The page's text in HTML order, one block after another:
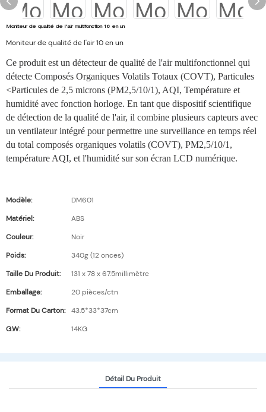
Moniteur de qualité de l'air multifonction 10 en un
Moniteur de qualité de l'air 10 en un
Ce produit est un détecteur de qualité de l'air multifonctionnel qui
détecte Composés Organiques Volatils Totaux (COVT), Particules
<Particules de 2,5 microns (PM2,5/10/1), AQI, Température et
humidité avec fonction horloge. En tant que dispositif scientifique
de détection de la qualité de l'air, il combine plusieurs capteurs avec
un ventilateur intégré pour permettre une surveillance en temps réel
du total composés organiques volatils (COVT), PM2,5/10/1,
température AQI, et l'humidité sur son écran LCD numérique.
Modèle:
DM601
Matériel:
ABS
Couleur:
Noir
Poids:
340g (12 onces)
Taille Du Produit:
131 x 78 x 67.5millimètre
Emballage:
20 pièces/ctn
Format Du Carton:
43.5*33*37cm
G.W:
14KG
Détail Du Produit